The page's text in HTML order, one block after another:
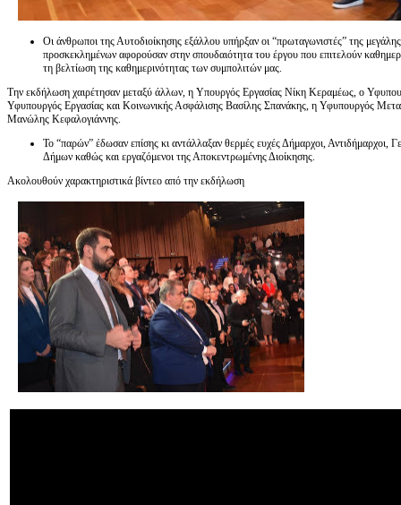
Οι άνθρωποι της Αυτοδιοίκησης εξάλλου υπήρξαν οι “πρωταγωνιστές” της
προσκεκλημένων αφορούσαν στην σπουδαιότητα του έργου που επιτελούν
τη βελτίωση της καθημερινότητας των συμπολιτών μας.
Την εκδήλωση χαιρέτησαν μεταξύ άλλων, η Υπουργός Εργασίας Νίκη Κεραμέως, ο
Υφυπουργός Εργασίας και Κοινωνικής Ασφάλισης Βασίλης Σπανάκης, η Υφυπουργός
Μανώλης Κεφαλογιάννης.
Το “παρών” έδωσαν επίσης κι αντάλλαξαν θερμές ευχές Δήμαρχοι, Αντιδήμαρχοι,
Δήμων καθώς και εργαζόμενοι της Αποκεντρωμένης Διοίκησης.
Ακολουθούν χαρακτηριστικά βίντεο από την εκδήλωση